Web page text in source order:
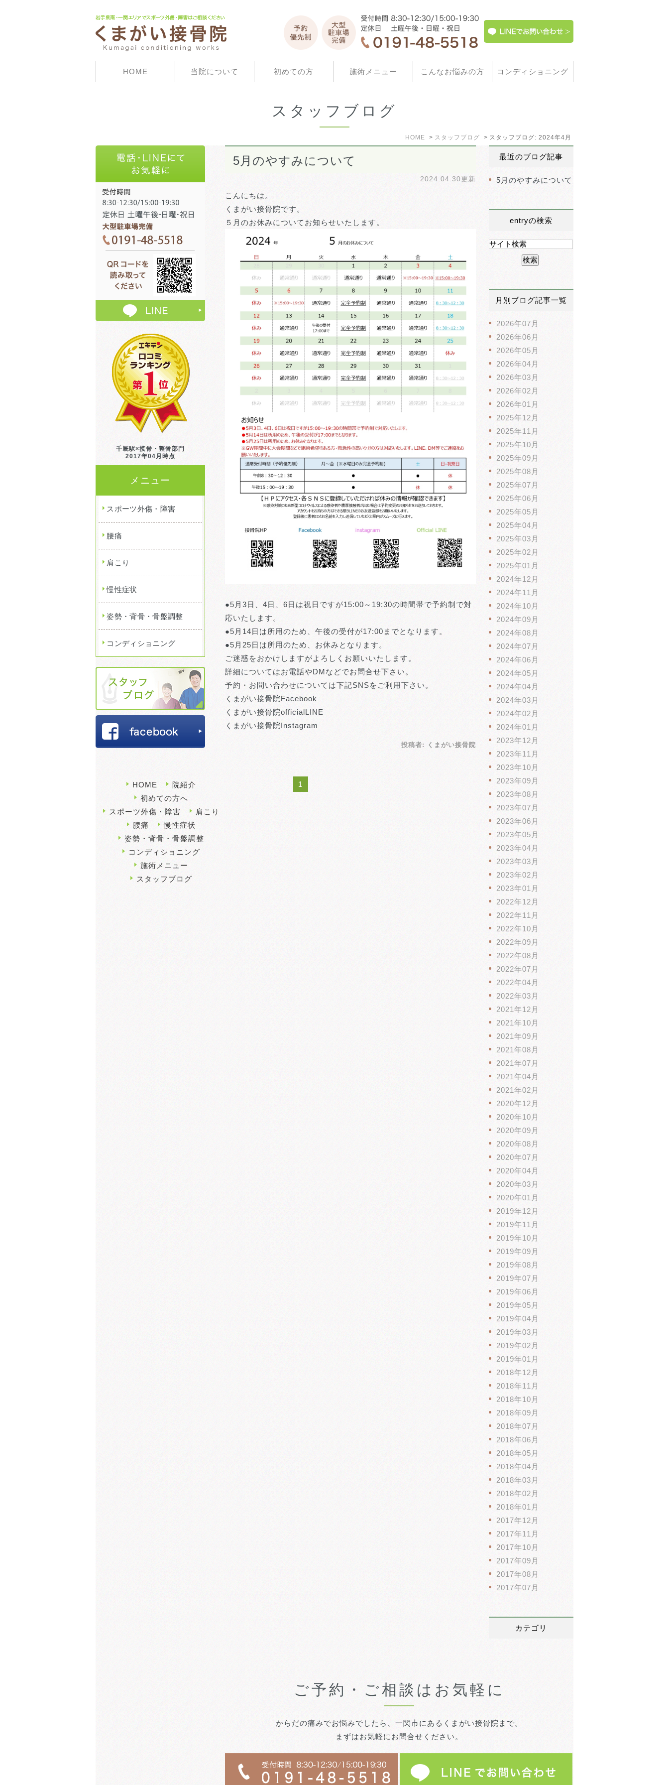
HOME 当院について 初めての方 施術メニュー こんなお悩みの方 コンディショニング
スタッフブログ
HOME スタッフブログ スタッフブログ: 2024年4月
5月のやすみについて
2024.04.30更新
こんにちは。
くまがい接骨院です。
５月のお休みについてお知らせいたします。
●5月3日、4日、6日は祝日ですが15:00～19:30の時間帯で予約制で対
応いたします。
●5月14日は所用のため、午後の受付が17:00までとなります。
●5月25日は所用のため、お休みとなります。
ご迷惑をおかけしますがよろしくお願いいたします。
詳細についてはお電話やDMなどでお問合せ下さい。
予約・お問い合わせについては下記SNSをご利用下さい。
くまがい接骨院Facebook
くまがい接骨院officialLINE
くまがい接骨院Instagram
投稿者: くまがい接骨院
1
最近のブログ記事
5月のやすみについて
entryの検索
月別ブログ記事一覧
2026年07月
2026年06月
2026年05月
2026年04月
2026年03月
2026年02月
2026年01月
2025年12月
2025年11月
2025年10月
2025年09月
2025年08月
2025年07月
2025年06月
2025年05月
2025年04月
2025年03月
2025年02月
2025年01月
2024年12月
2024年11月
2024年10月
2024年09月
2024年08月
2024年07月
2024年06月
2024年05月
2024年04月
2024年03月
2024年02月
2024年01月
2023年12月
2023年11月
2023年10月
2023年09月
2023年08月
2023年07月
2023年06月
2023年05月
2023年04月
2023年03月
2023年02月
2023年01月
2022年12月
2022年11月
2022年10月
2022年09月
2022年08月
2022年07月
2022年04月
2022年03月
2021年12月
2021年10月
2021年09月
2021年08月
2021年07月
2021年04月
2021年02月
2020年12月
2020年10月
2020年09月
2020年08月
2020年07月
2020年04月
2020年03月
2020年01月
2019年12月
2019年11月
2019年10月
2019年09月
2019年08月
2019年07月
2019年06月
2019年05月
2019年04月
2019年03月
2019年02月
2019年01月
2018年12月
2018年11月
2018年10月
2018年09月
2018年07月
2018年06月
2018年05月
2018年04月
2018年03月
2018年02月
2018年01月
2017年12月
2017年11月
2017年10月
2017年09月
2017年08月
2017年07月
カテゴリ
ご予約・ご相談はお気軽に
からだの痛みでお悩みでしたら、一関市にあるくまがい接骨院まで。
まずはお気軽にお問合せください。
千厩駅×接骨・整骨部門
2017年04月時点
メニュー
スポーツ外傷・障害
腰痛
肩こり
慢性症状
姿勢・背骨・骨盤調整
コンディショニング
HOME
院紹介
初めての方へ
スポーツ外傷・障害
肩こり
腰痛
慢性症状
姿勢・背骨・骨盤調整
コンディショニング
施術メニュー
スタッフブログ